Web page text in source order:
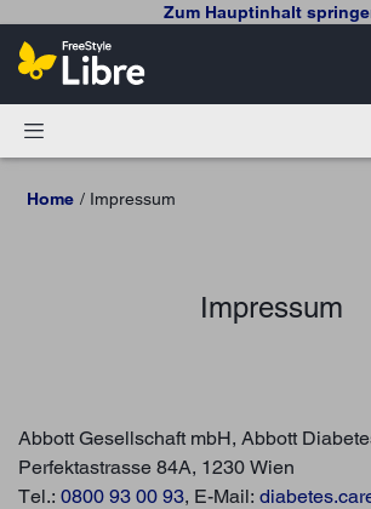
Zum Hauptinhalt
Home Impressum
Impressum
Abbott Gesellschaft mbH, Abbott
Perfektastrasse 84A, 1230 Wien
Tel.: 0800 93 00 93, E-Mail: